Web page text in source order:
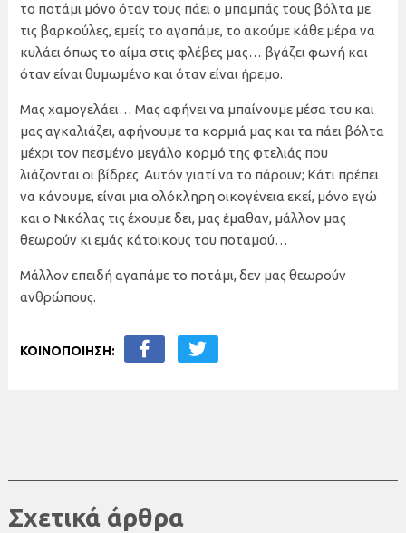
το ποτάμι μόνο όταν τους πάει ο μπαμπάς τους βόλτα με
τις βαρκούλες, εμείς το αγαπάμε, το ακούμε κάθε μέρα να
κυλάει όπως το αίμα στις φλέβες μας… βγάζει φωνή και
όταν είναι θυμωμένο και όταν είναι ήρεμο.
Μας χαμογελάει… Μας αφήνει να μπαίνουμε μέσα του και
μας αγκαλιάζει, αφήνουμε τα κορμιά μας και τα πάει βόλτα
μέχρι τον πεσμένο μεγάλο κορμό της φτελιάς που
λιάζονται οι βίδρες. Αυτόν γιατί να το πάρουν; Κάτι πρέπει
να κάνουμε, είναι μια ολόκληρη οικογένεια εκεί, μόνο εγώ
και ο Νικόλας τις έχουμε δει, μας έμαθαν, μάλλον μας
θεωρούν κι εμάς κάτοικους του ποταμού…
Μάλλον επειδή αγαπάμε το ποτάμι, δεν μας θεωρούν
ανθρώπους.
ΚΟΙΝΟΠΟΙΗΣΗ:
Σχετικά άρθρα